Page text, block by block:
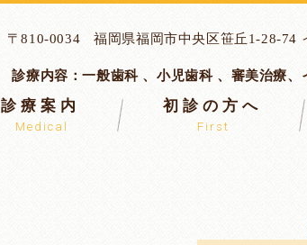
〒810-0034
福岡県福岡市中央区笹丘1-28-74
診療内容：一般歯科 、小児歯科 、審美治療、
診療案内
Medical
初診の方へ
First